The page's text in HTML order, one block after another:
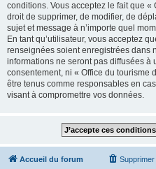
conditions. Vous acceptez le fait que
droit de supprimer, de modifier, de
sujet et message à n’importe quel
En tant qu’utilisateur, vous acceptez
renseignées soient enregistrées dans
informations ne seront pas diffusées à
consentement, ni « Office du tourisme
être tenus comme responsables en
visant à compromettre vos données.
Accueil du forum